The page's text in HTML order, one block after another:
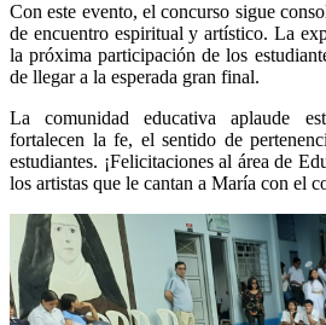
Con este evento, el concurso sigue
de encuentro espiritual y artístico. La
la próxima participación de los
de llegar a la esperada gran final.
La comunidad educativa aplaude
fortalecen la fe, el sentido de
estudiantes. ¡Felicitaciones al área de
los artistas que le cantan a María con el